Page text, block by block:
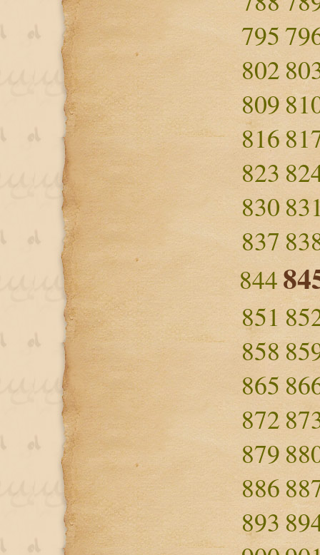
795
802
809
816
823
830
837
844
851
858
865
872
879
886
893